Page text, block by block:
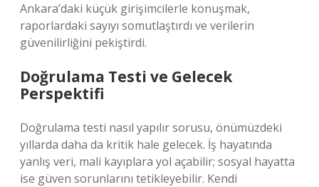
Ankara’daki küçük girişimcilerle konuşmak,
raporlardaki sayıyı somutlaştırdı ve verilerin
güvenilirliğini pekiştirdi.
Doğrulama Testi ve Gelecek
Perspektifi
Doğrulama testi nasıl yapılır sorusu, önümüzdeki
yıllarda daha da kritik hale gelecek. İş hayatında
yanlış veri, mali kayıplara yol açabilir; sosyal hayatta
ise güven sorunlarını tetikleyebilir. Kendi